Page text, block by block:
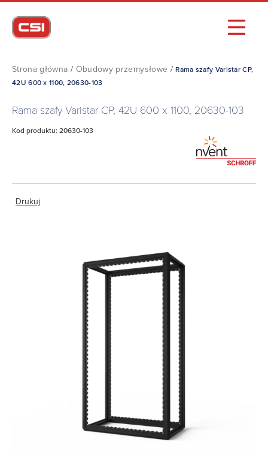
Strona główna / Obudowy przemysłowe /Rama szafy Varistar CP,
42U 600 x 1100, 20630-103
Rama szafy Varistar CP, 42U 600 x 1100, 20630-103
Kod produktu: 20630-103
Drukuj